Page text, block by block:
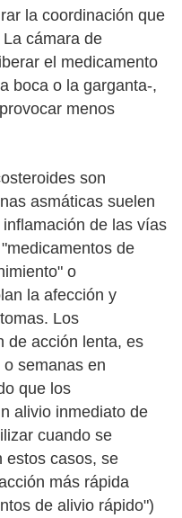
la coordinación que
cámara de
el medicamento
boca o la garganta-,
menos
son
asmáticas suelen
de las vías
de
o
la afección y
Los
de acción lenta, es
semanas en
que los
alivio inmediato de
cuando se
estos casos, se
más rápida
de alivio rápido")